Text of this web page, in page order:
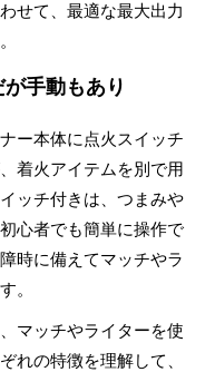
せて、最適な最大出力
手動もあり
ー本体に点火スイッチ
着火アイテムを別で用
ッチ付きは、つまみや
心者でも簡単に操作で
時に備えてマッチやラ
。
マッチやライターを使
れの特徴を理解して、